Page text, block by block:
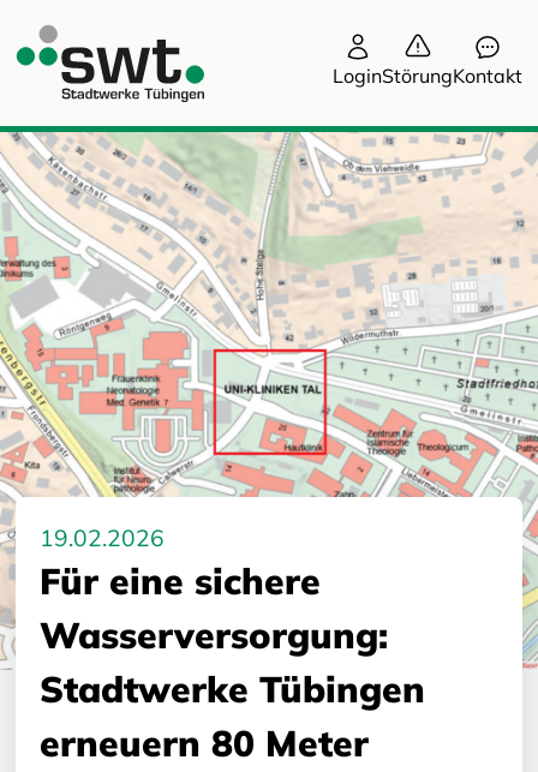
LoginStörungKontakt
19.02.2026
Für eine sichere
Wasserversorgung:
Stadtwerke Tübingen
erneuern 80 Meter